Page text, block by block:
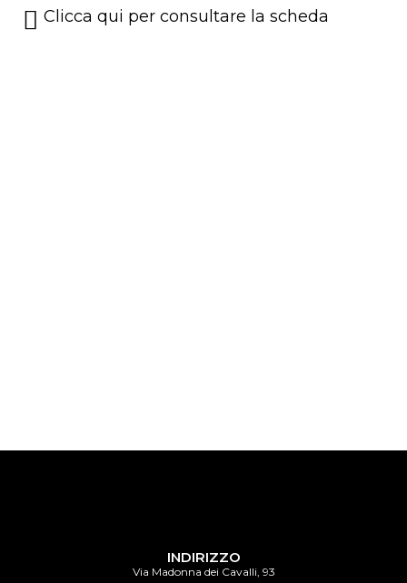
Clicca qui per consultare la scheda
INDIRIZZO
Via Madonna dei Cavalli, 93